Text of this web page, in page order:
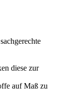
diese zur
auf Maß zu